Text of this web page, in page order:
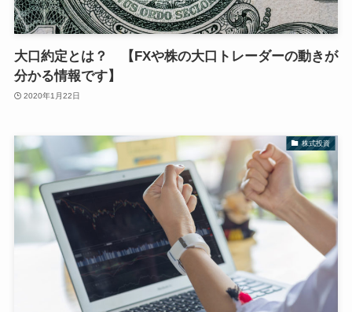
大口約定とは？ 【FXや株の大口トレーダーの動きが
分かる情報です】
2020年1月22日
株式投資